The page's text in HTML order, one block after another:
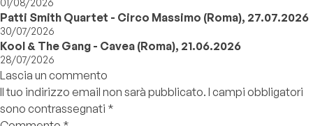
01/08/2026
Patti Smith Quartet - Circo Massimo (Roma), 27.07.2026
30/07/2026
Kool & The Gang - Cavea (Roma), 21.06.2026
28/07/2026
Lascia un commento
Il tuo indirizzo email non sarà pubblicato. I campi obbligatori
sono contrassegnati *